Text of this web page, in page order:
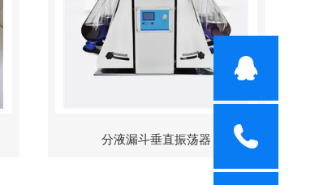
分液漏斗垂直振荡器